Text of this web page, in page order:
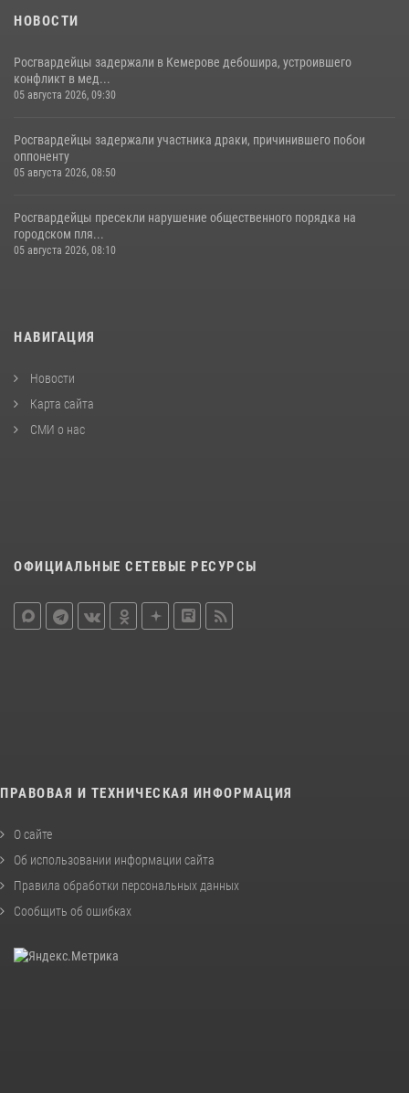
НОВОСТИ
Росгвардейцы задержали в Кемерове дебошира, устроившего
конфликт в мед...
05 августа 2026, 09:30
Росгвардейцы задержали участника драки, причинившего побои
оппоненту
05 августа 2026, 08:50
Росгвардейцы пресекли нарушение общественного порядка на
городском пля...
05 августа 2026, 08:10
НАВИГАЦИЯ
Новости
Карта сайта
СМИ о нас
ОФИЦИАЛЬНЫЕ СЕТЕВЫЕ РЕСУРСЫ
ПРАВОВАЯ И ТЕХНИЧЕСКАЯ ИНФОРМАЦИЯ
О сайте
Об использовании информации сайта
Правила обработки персональных данных
Сообщить об ошибках